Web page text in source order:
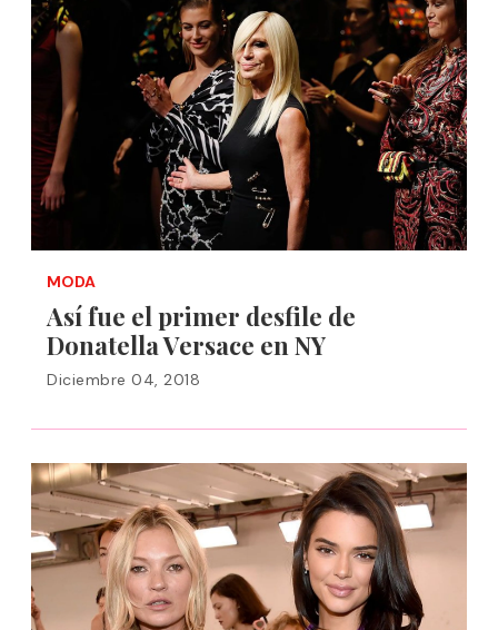
MODA
Así fue el primer desfile de
Donatella Versace en NY
Diciembre 04, 2018